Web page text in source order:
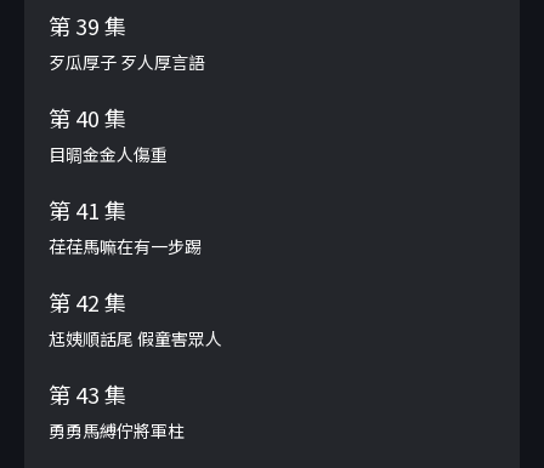
第 39 集
歹瓜厚子 歹人厚言語
第 40 集
目晭金金人傷重
第 41 集
荏荏馬嘛在有一步踢
第 42 集
尪姨順話尾 假童害眾人
第 43 集
勇勇馬縛佇將軍柱